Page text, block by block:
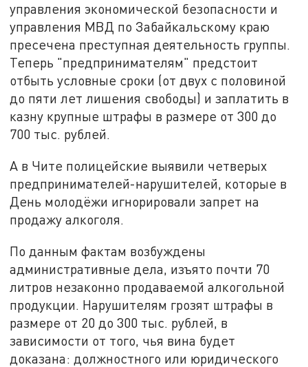
управления экономической безопасности и
управления МВД по Забайкальскому краю
пресечена преступная деятельность группы.
Теперь "предпринимателям" предстоит
отбыть условные сроки (от двух с половиной
до пяти лет лишения свободы) и заплатить в
казну крупные штрафы в размере от 300 до
700 тыс. рублей.
А в Чите полицейские выявили четверых
предпринимателей-нарушителей, которые в
День молодёжи игнорировали запрет на
продажу алкоголя.
По данным фактам возбуждены
административные дела, изъято почти 70
литров незаконно продаваемой алкогольной
продукции. Нарушителям грозят штрафы в
размере от 20 до 300 тыс. рублей, в
зависимости от того, чья вина будет
доказана: должностного или юридического